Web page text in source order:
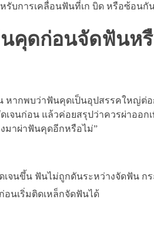
บการเคลื่อนฟันที่เก บิด หรือซ้อน
คุดก่อนจัดฟันห
หากพบว่าฟันคุดเป็นอุปสรรคใหญ่ต่อ
จนก่อน แล้วค่อยสรุปว่าควรผ่าออก
งมาผ่าฟันคุดอีกหรือไม่”
จนขึ้น ฟันไม่ถูกดันระหว่างจัดฟัน ก
อนเริ่มติดเหล็กจัดฟันได้